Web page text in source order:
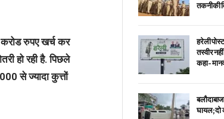
रुपए खर्च कर
हो रही है. पिछले
से ज्यादा कुत्तों
तकनीकी
हरेली
तस्वीर
कहा-
घायल; दो